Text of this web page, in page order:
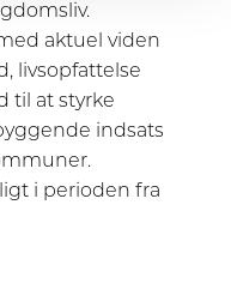
aktuel viden
livsopfattelse
til at styrke
indsats
i perioden fra